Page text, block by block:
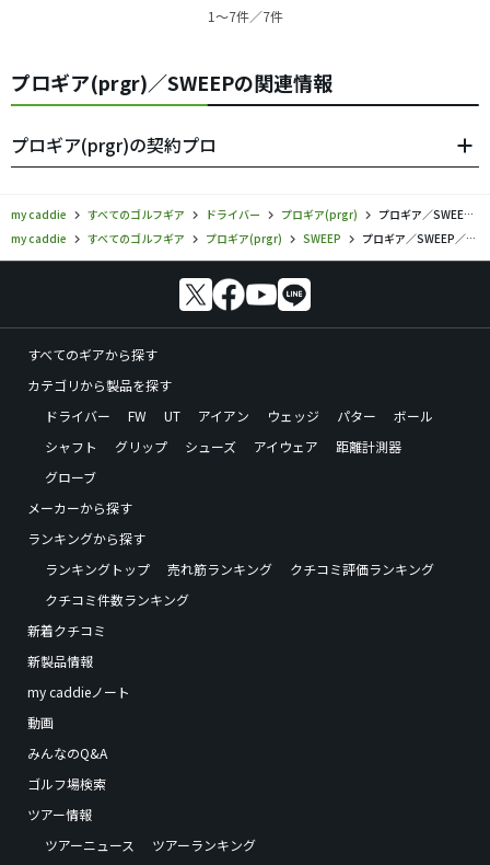
1〜7件／7件
プロギア(prgr)／SWEEPの関連情報
プロギア(prgr)の契約プロ
my caddie すべてのゴルフギア ドライバー プロギア(prgr)
プロギア／SWEEP／ドライバーの口コミ評価
my caddie
すべてのゴルフギア プロギア(prgr) SWEEP プロギア／SWEEP／ドライバーの口コミ評価
すべてのギアから探す
カテゴリから製品を探す
ドライバー
FW UT アイアン ウェッジ パター
ボール
シャフト
グリップ シューズ アイウェア
距離計測器
グローブ
メーカーから探す
ランキングから探す
ランキングトップ
売れ筋ランキング
クチコミ評価ランキング
クチコミ件数ランキング
新着クチコミ
新製品情報
my caddieノート
動画
みんなのQ&A
ゴルフ場検索
ツアー情報
ツアーニュース
ツアーランキング